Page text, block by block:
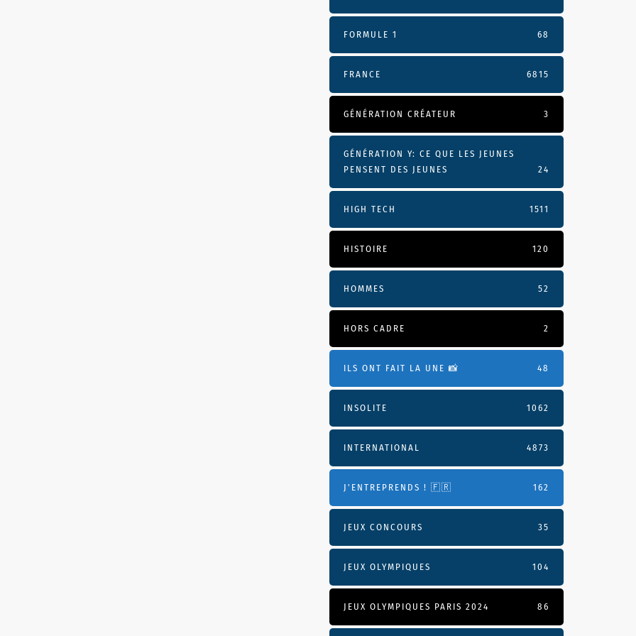
FORMULE 1 68
FRANCE 6815
GÉNÉRATION CRÉATEUR 3
GÉNÉRATION Y: CE QUE LES JEUNES
PENSENT DES JEUNES
24
HIGH TECH 1511
HISTOIRE 120
HOMMES 52
HORS CADRE 2
ILS ONT FAIT LA UNE 📸 48
INSOLITE 1062
INTERNATIONAL 4873
J'ENTREPRENDS ! 🇫🇷 162
JEUX CONCOURS 35
JEUX OLYMPIQUES 104
JEUX OLYMPIQUES PARIS 2024 86